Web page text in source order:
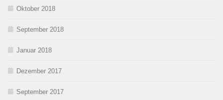
Oktober 2018
September 2018
Januar 2018
Dezember 2017
September 2017